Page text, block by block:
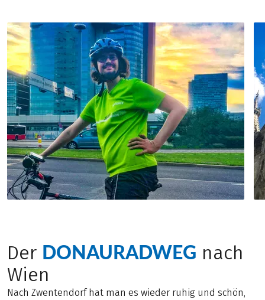
Der DONAURADWEG nach
Wien
Nach Zwentendorf hat man es wieder ruhig und schön,